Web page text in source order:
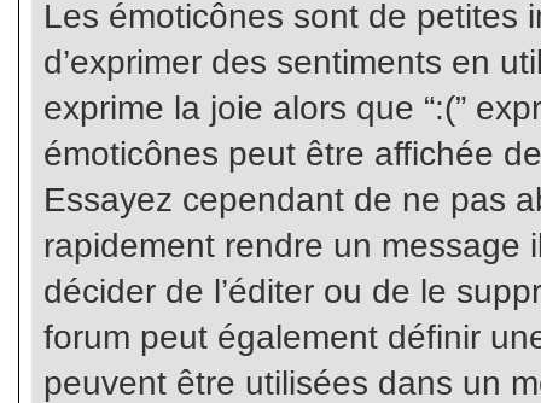
Les émoticônes sont de petites
d’exprimer des sentiments en
exprime la joie alors que “:(”
émoticônes peut être affichée
Essayez cependant de ne pas
rapidement rendre un message
décider de l’éditer ou de le
forum peut également définir
peuvent être utilisées dans un